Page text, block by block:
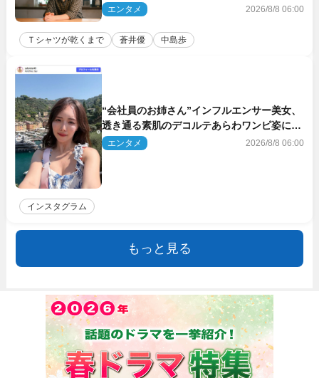
した!!」「今さら?!」（ネタバレあり）
エンタメ 2026/8/8 06:00
Ｔシャツが乾くまで 蒼井優 中島歩
“会社員のお姉さん”インフルエンサー美女、
透き通る素肌のデコルテあらわワンピ姿に反
響エンタメ 2026/8/8 06:00
インスタグラム
もっと見る